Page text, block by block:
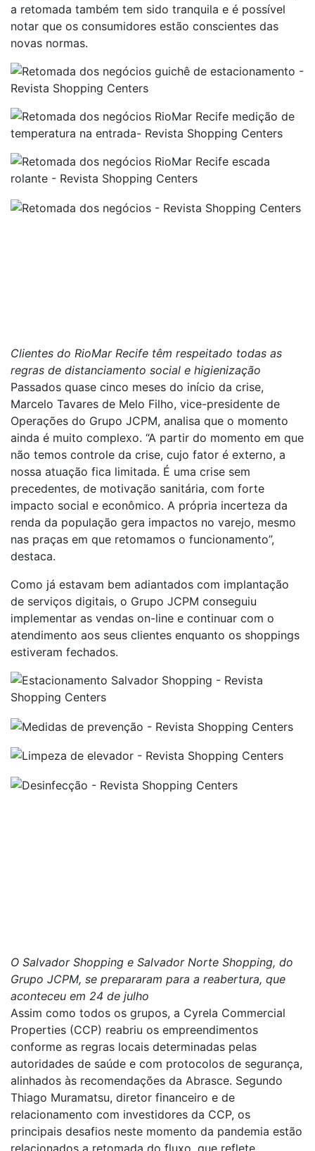
a retomada também tem sido tranquila e é possível
notar que os consumidores estão conscientes das
novas normas.
Clientes do RioMar Recife têm respeitado todas as
regras de distanciamento social e higienização
Passados quase cinco meses do início da crise,
Marcelo Tavares de Melo Filho, vice-presidente de
Operações do Grupo JCPM, analisa que o momento
ainda é muito complexo. “A partir do momento em que
não temos controle da crise, cujo fator é externo, a
nossa atuação fica limitada. É uma crise sem
precedentes, de motivação sanitária, com forte
impacto social e econômico. A própria incerteza da
renda da população gera impactos no varejo, mesmo
nas praças em que retomamos o funcionamento”,
destaca.
Como já estavam bem adiantados com implantação
de serviços digitais, o Grupo JCPM conseguiu
implementar as vendas on-line e continuar com o
atendimento aos seus clientes enquanto os shoppings
estiveram fechados.
O Salvador Shopping e Salvador Norte Shopping, do
Grupo JCPM, se prepararam para a reabertura, que
aconteceu em 24 de julho
Assim como todos os grupos, a Cyrela Commercial
Properties (CCP) reabriu os empreendimentos
conforme as regras locais determinadas pelas
autoridades de saúde e com protocolos de segurança,
alinhados às recomendações da Abrasce. Segundo
Thiago Muramatsu, diretor financeiro e de
relacionamento com investidores da CCP, os
principais desafios neste momento da pandemia estão
relacionados a retomada do fluxo, que reflete